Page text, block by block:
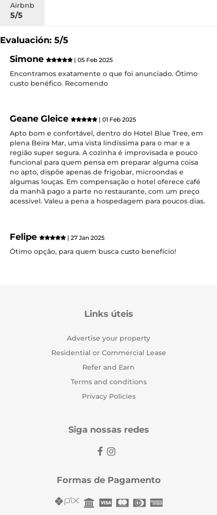
Airbnb
5/5
Evaluación: 5/5
Simone
| 05 Feb 2025
Encontramos exatamente o que foi anunciado. Ótimo
custo benéfico. Recomendo
Geane Gleice | 01 Feb 2025
Apto bom e confortável, dentro do Hotel Blue Tree, em
plena Beira Mar, uma vista lindíssima para o mar e a
região super segura. A cozinha é improvisada e pouco
funcional para quem pensa em preparar alguma coisa
no apto, dispõe apenas de frigobar, microondas e
algumas louças. Em compensação o hotel oferece café
da manhã pago a parte no restaurante, com um preço
acessível. Valeu a pena a hospedagem para poucos dias.
Felipe | 27 Jan 2025
Ótimo opção, para quem busca custo benefício!
Links úteis
Advertise your property
Residential or Commercial Lease
Refer and Earn
Terms and conditions
Privacy Policies
Siga nossas redes
Formas de Pagamento